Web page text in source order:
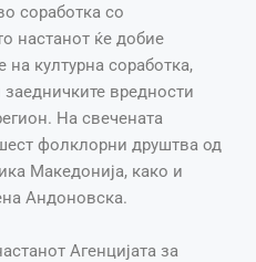
соработка со
настанот ќе добие
културна соработка,
вредности
На свечената
фолклорни друштва од
Македонија, како и
Андоновска.
Агенцијата за